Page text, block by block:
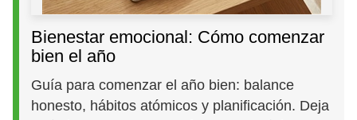
Bienestar emocional: Cómo comenzar
bien el año
Guía para comenzar el año bien: balance
honesto, hábitos atómicos y planificación. Deja